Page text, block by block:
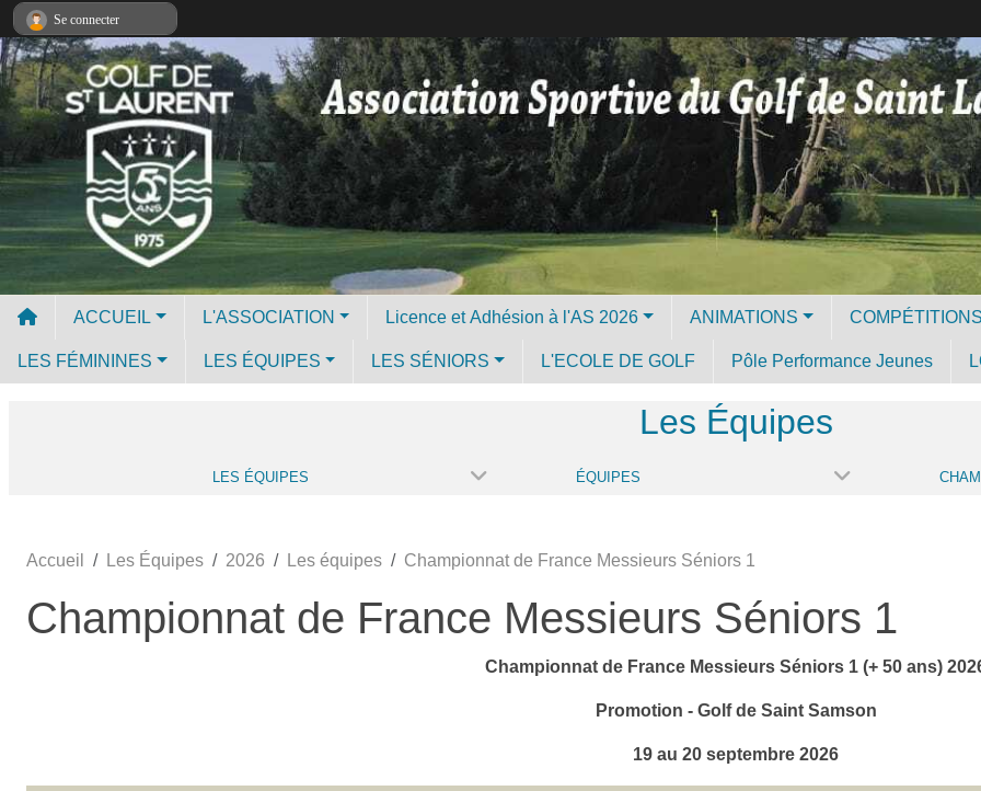
ACCUEIL L'ASSOCIATION Licence et Adhésion à l'AS 2026 ANIMATIONS COMPÉTITIONS
LES FÉMININES LES ÉQUIPES LES SÉNIORS L'ECOLE DE GOLF Pôle Performance Jeunes
Les Équipes
LES ÉQUIPES ÉQUIPES
Accueil Les Équipes 2026 Les équipes Championnat de France Messieurs Séniors 1
Championnat de France Messieurs Séniors 1
Championnat de France Messieurs Séniors 1 (+ 50 ans)
Promotion - Golf de Saint Samson
19 au 20 septembre 2026
Se connecter
Panneau de gestion des cookies